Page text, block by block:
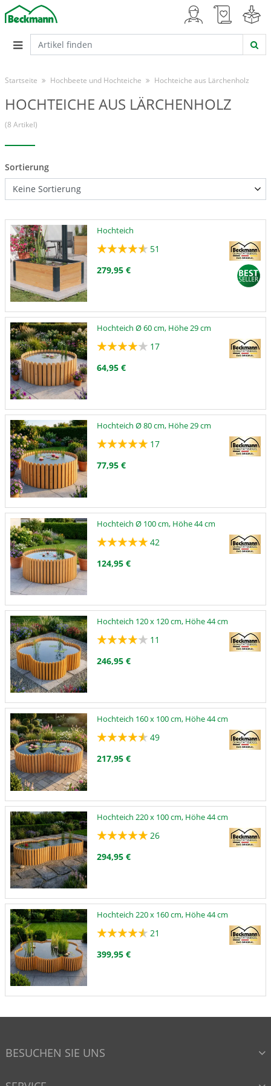
Startseite Hochbeete und Hochteiche Hochteiche aus Lärchenholz
HOCHTEICHE AUS LÄRCHENHOLZ
(8 Artikel)
Sortierung
Hochteich
51
279,95 €
Hochteich Ø 60 cm, Höhe 29 cm
17
64,95 €
Hochteich Ø 80 cm, Höhe 29 cm
17
77,95 €
Hochteich Ø 100 cm, Höhe 44 cm
42
124,95 €
Hochteich 120 x 120 cm, Höhe 44 cm
11
246,95 €
Hochteich 160 x 100 cm, Höhe 44 cm
49
217,95 €
Hochteich 220 x 100 cm, Höhe 44 cm
26
294,95 €
Hochteich 220 x 160 cm, Höhe 44 cm
21
399,95 €
BESUCHEN SIE UNS